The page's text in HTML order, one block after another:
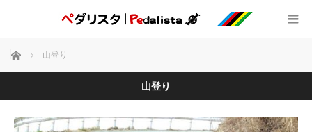
ホーム 山登り
山登り